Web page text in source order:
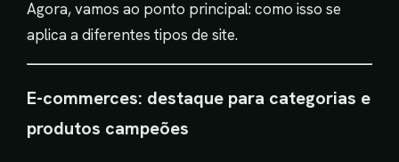
Agora, vamos ao ponto principal: como isso se
aplica a diferentes tipos de site.
E-commerces: destaque para categorias e
produtos campeões